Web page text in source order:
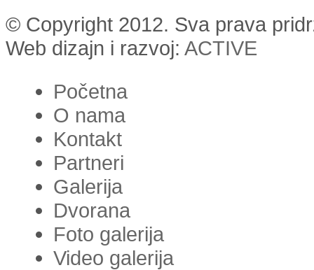
© Copyright 2012. Sva prava
Web dizajn i razvoj: ACTIVE
Početna
O nama
Kontakt
Partneri
Galerija
Dvorana
Foto galerija
Video galerija